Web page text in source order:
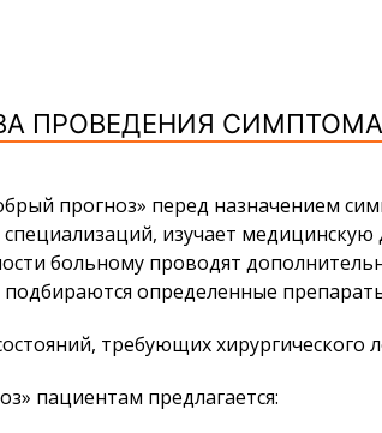
ПРОВЕДЕНИЯ
прогноз» перед назначением
изучает
больному проводят
подбираются определенные
требующих
пациентам предлагается: